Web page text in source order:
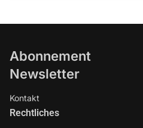
Abonnement
Newsletter
Kontakt
Rechtliches